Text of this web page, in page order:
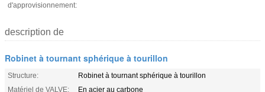
d'approvisionnement:
description de
Robinet à tournant sphérique à tourillon
Structure:
Robinet à tournant sphérique à tourillon
Matériel de VALVE:
En acier au carbone